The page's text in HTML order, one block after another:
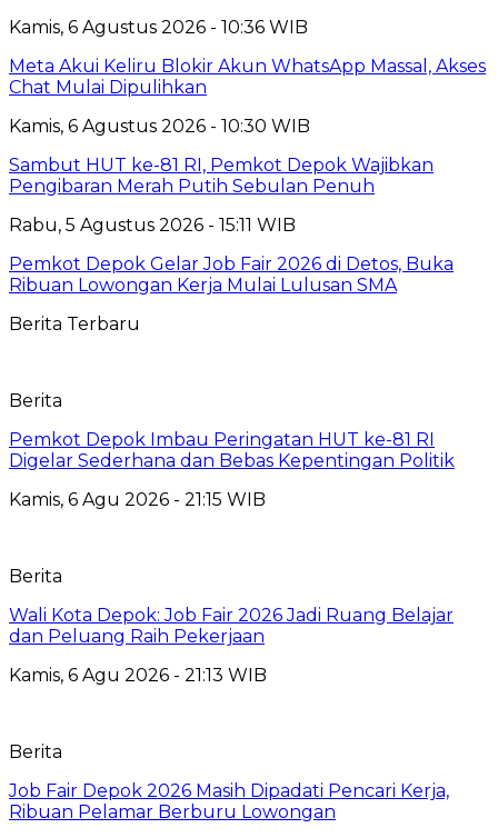
Kamis, 6 Agustus 2026 - 10:36 WIB
Meta Akui Keliru Blokir Akun WhatsApp Massal, Akses
Chat Mulai Dipulihkan
Kamis, 6 Agustus 2026 - 10:30 WIB
Sambut HUT ke-81 RI, Pemkot Depok Wajibkan
Pengibaran Merah Putih Sebulan Penuh
Rabu, 5 Agustus 2026 - 15:11 WIB
Pemkot Depok Gelar Job Fair 2026 di Detos, Buka
Ribuan Lowongan Kerja Mulai Lulusan SMA
Berita Terbaru
Berita
Pemkot Depok Imbau Peringatan HUT ke-81 RI
Digelar Sederhana dan Bebas Kepentingan Politik
Kamis, 6 Agu 2026 - 21:15 WIB
Berita
Wali Kota Depok: Job Fair 2026 Jadi Ruang Belajar
dan Peluang Raih Pekerjaan
Kamis, 6 Agu 2026 - 21:13 WIB
Berita
Job Fair Depok 2026 Masih Dipadati Pencari Kerja,
Ribuan Pelamar Berburu Lowongan